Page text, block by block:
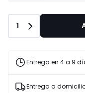
€
35%
descuento
Cantidad
1
Entrega en 4 a 9
Entrega a